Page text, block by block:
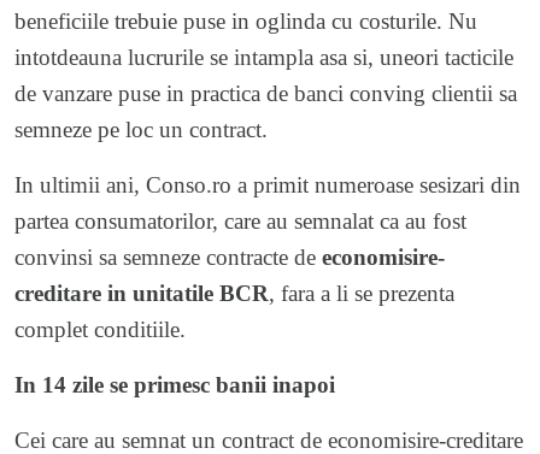
beneficiile trebuie puse in oglinda cu costurile. Nu
intotdeauna lucrurile se intampla asa si, uneori tacticile
de vanzare puse in practica de banci conving clientii sa
semneze pe loc un contract.
In ultimii ani, Conso.ro a primit numeroase sesizari din
partea consumatorilor, care au semnalat ca au fost
convinsi sa semneze contracte de economisire-
creditare in unitatile BCR, fara a li se prezenta
complet conditiile.
In 14 zile se primesc banii inapoi
Cei care au semnat un contract de economisire-creditare